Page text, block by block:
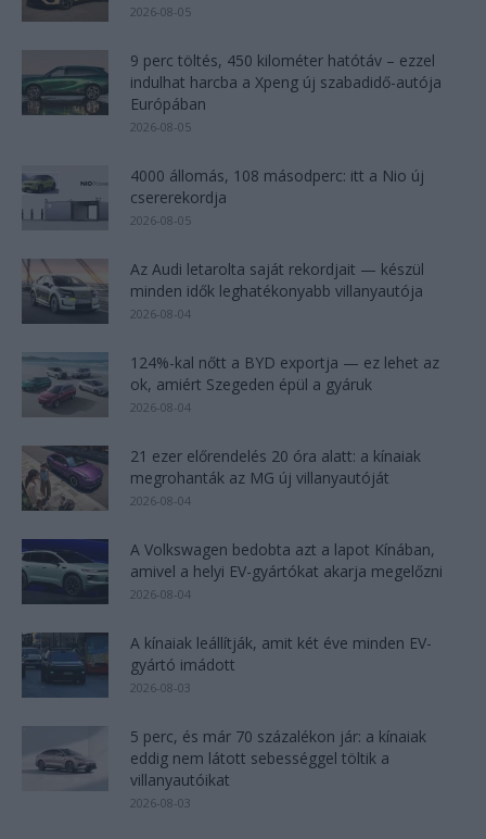
2026-08-05
9 perc töltés, 450 kilométer hatótáv – ezzel
indulhat harcba a Xpeng új szabadidő-autója
Európában
2026-08-05
4000 állomás, 108 másodperc: itt a Nio új
csererekordja
2026-08-05
Az Audi letarolta saját rekordjait — készül
minden idők leghatékonyabb villanyautója
2026-08-04
124%-kal nőtt a BYD exportja — ez lehet az
ok, amiért Szegeden épül a gyáruk
2026-08-04
21 ezer előrendelés 20 óra alatt: a kínaiak
megrohanták az MG új villanyautóját
2026-08-04
A Volkswagen bedobta azt a lapot Kínában,
amivel a helyi EV-gyártókat akarja megelőzni
2026-08-04
A kínaiak leállítják, amit két éve minden EV-
gyártó imádott
2026-08-03
5 perc, és már 70 százalékon jár: a kínaiak
eddig nem látott sebességgel töltik a
villanyautóikat
2026-08-03